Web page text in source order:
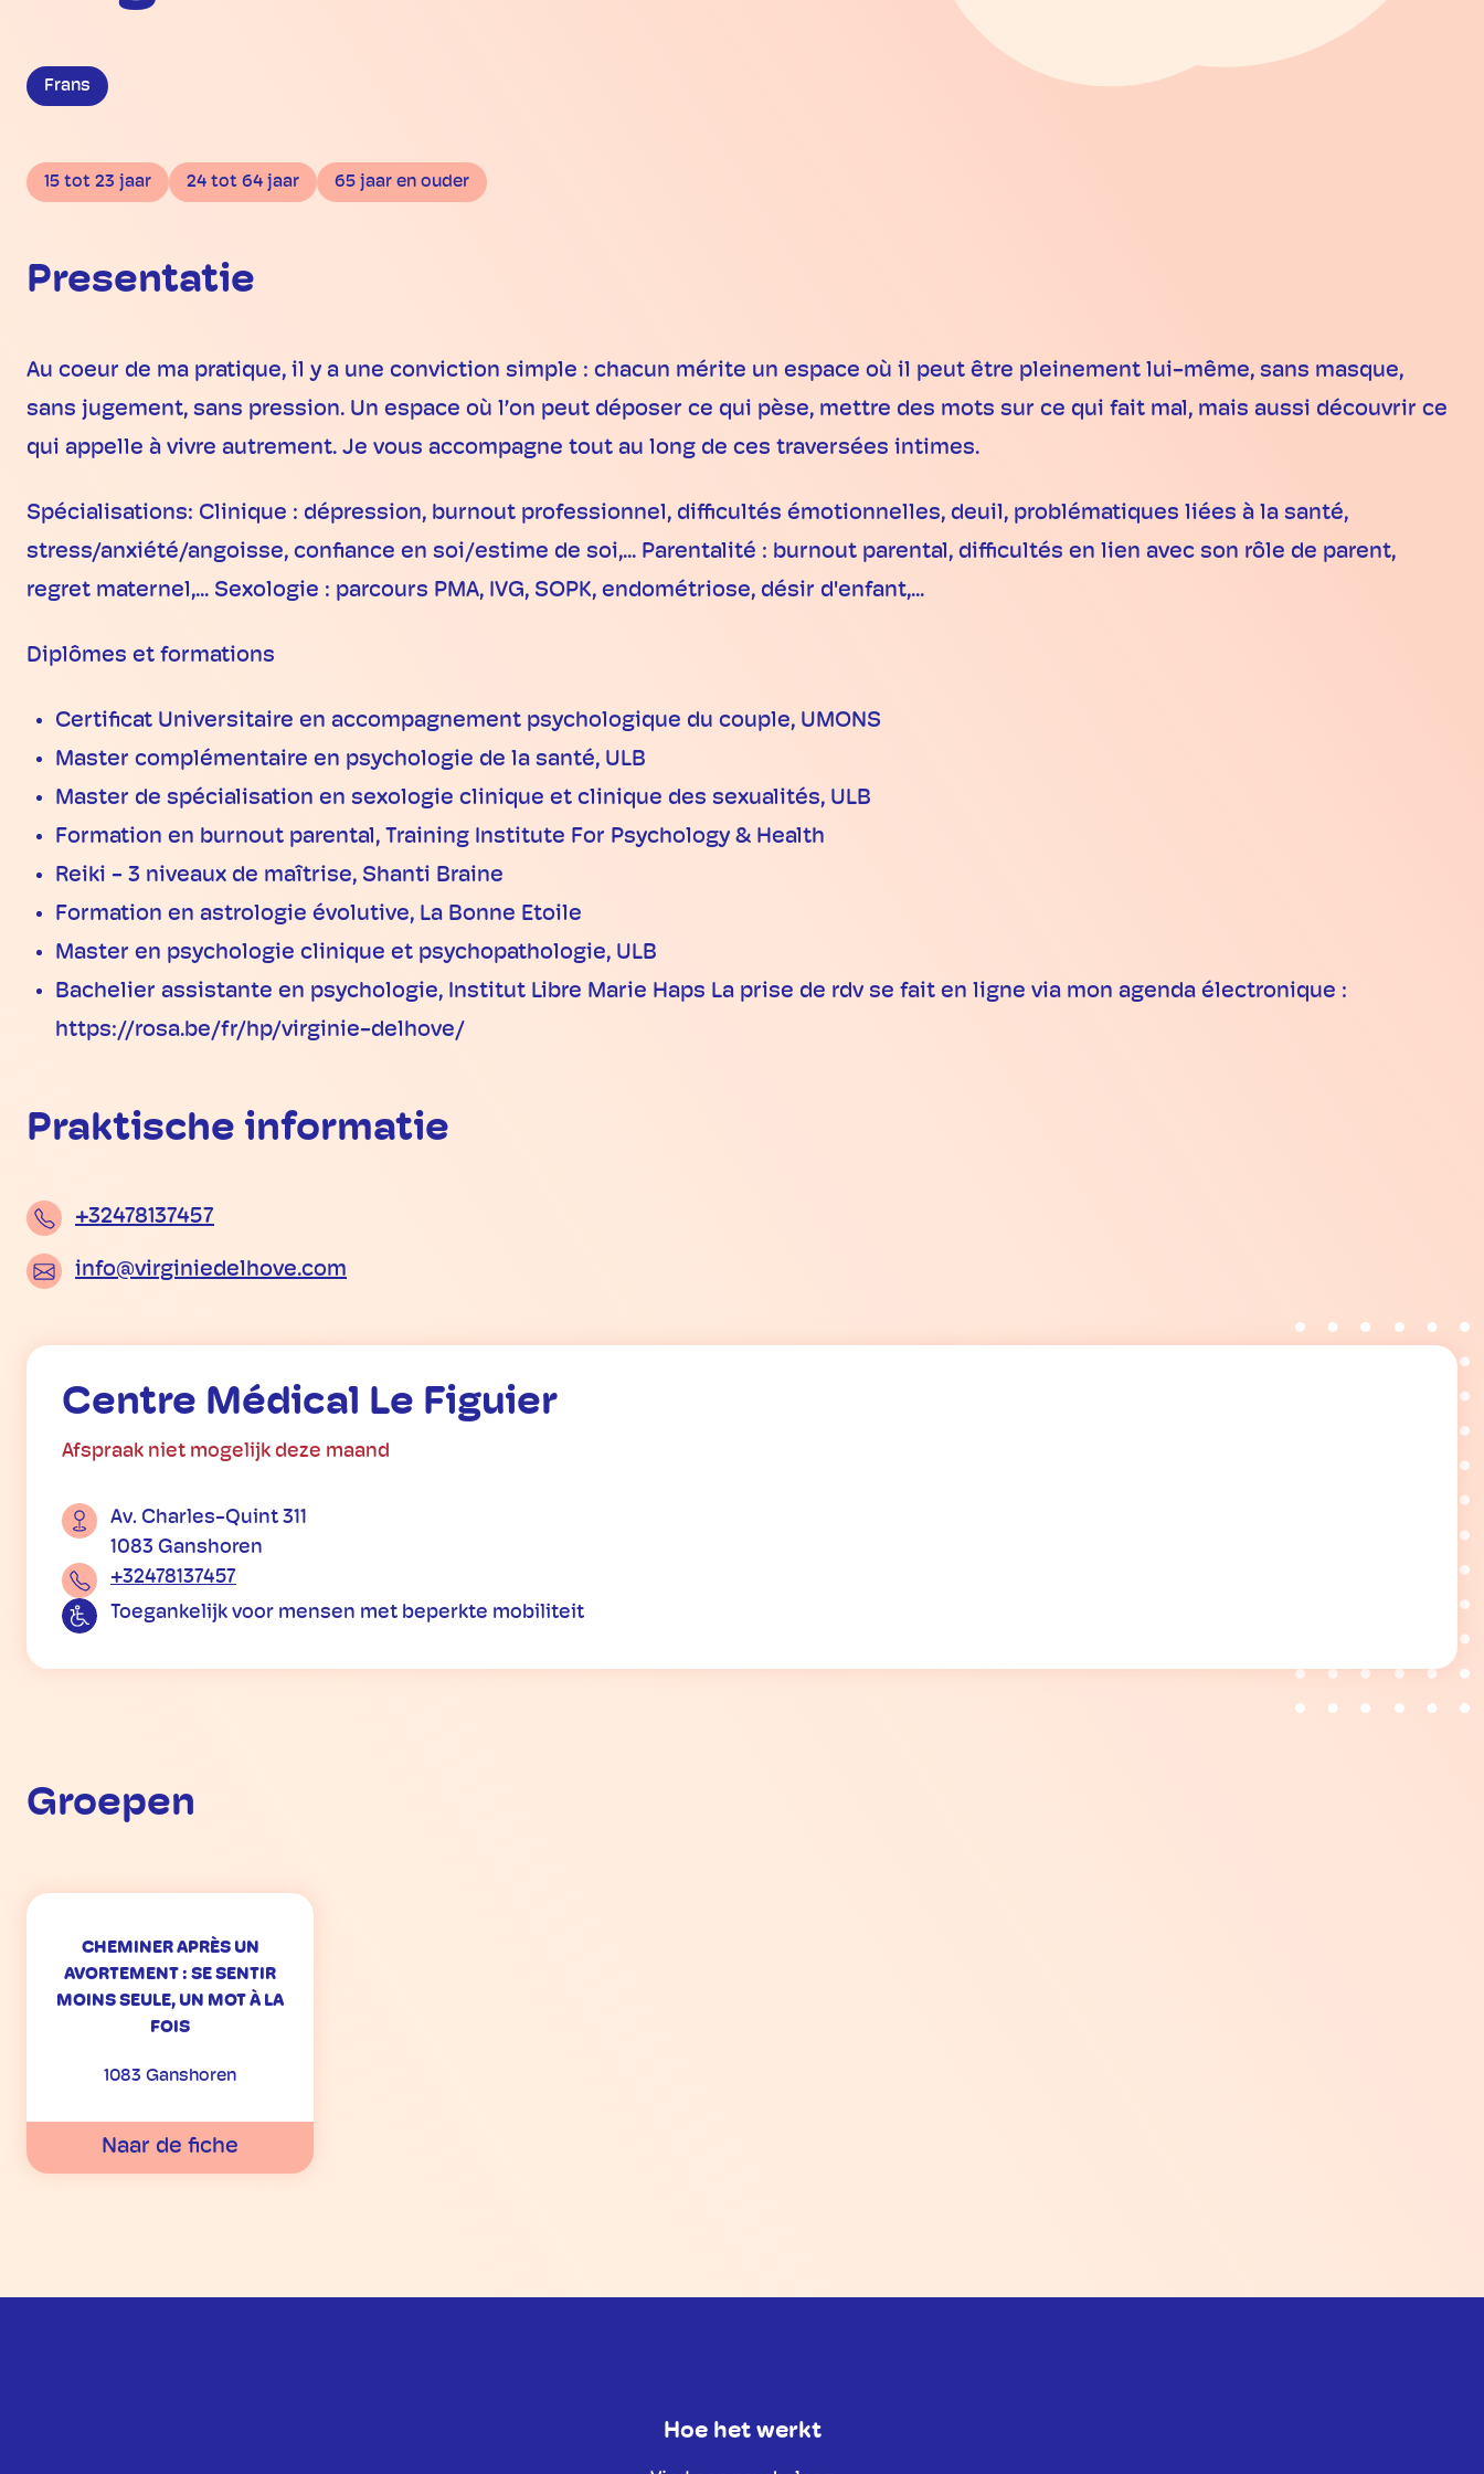
Frans
15 tot 23 jaar 24 tot 64 jaar 65 jaar en ouder
Presentatie
Au coeur de ma pratique, il y a une conviction simple : chacun mérite un espace où il peut être pleinement lui-même, sans masque,
sans jugement, sans pression. Un espace où l’on peut déposer ce qui pèse, mettre des mots sur ce qui fait mal, mais aussi découvrir ce
qui appelle à vivre autrement. Je vous accompagne tout au long de ces traversées intimes.
Spécialisations: Clinique : dépression, burnout professionnel, difficultés émotionnelles, deuil, problématiques liées à la santé,
stress/anxiété/angoisse, confiance en soi/estime de soi,... Parentalité : burnout parental, difficultés en lien avec son rôle de parent,
regret maternel,... Sexologie : parcours PMA, IVG, SOPK, endométriose, désir d'enfant,...
Diplômes et formations
Certificat Universitaire en accompagnement psychologique du couple, UMONS
Master complémentaire en psychologie de la santé, ULB
Master de spécialisation en sexologie clinique et clinique des sexualités, ULB
Formation en burnout parental, Training Institute For Psychology & Health
Reiki - 3 niveaux de maîtrise, Shanti Braine
Formation en astrologie évolutive, La Bonne Etoile
Master en psychologie clinique et psychopathologie, ULB
Bachelier assistante en psychologie, Institut Libre Marie Haps La prise de rdv se fait en ligne via mon agenda électronique :
https://rosa.be/fr/hp/virginie-delhove/
Praktische informatie
+32478137457
info@virginiedelhove.com
Centre Médical Le Figuier
Afspraak niet mogelijk deze maand
Av. Charles-Quint 311
1083 Ganshoren
+32478137457
Toegankelijk voor mensen met beperkte mobiliteit
Groepen
CHEMINER APRÈS UN
AVORTEMENT : SE SENTIR
MOINS SEULE, UN MOT À LA
FOIS
1083 Ganshoren
Naar de fiche
Hoe het werkt